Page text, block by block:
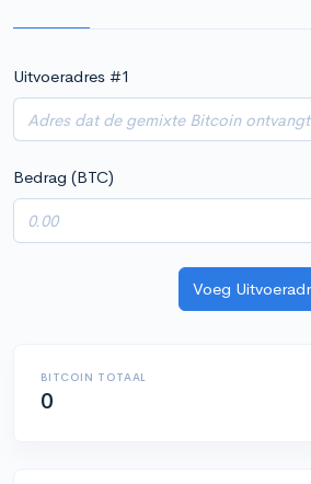
Uitvoeradres #1
Bedrag (BTC)
BITCOIN TOTAAL
0